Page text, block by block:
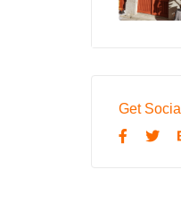
Get Social